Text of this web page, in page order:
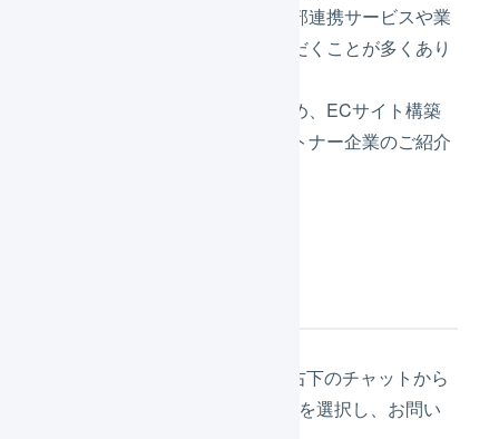
の設定・活用方法以外にも、外部連携サービスや業
務効率化に関するご相談をいただくことが多くあり
こうしたご要望にお応えするため、ECサイト構築
会社や運営代行会社などのパートナー企業のご紹介
LOGILESSにログインし、画面右下のチャットから
」を選択し、お問い